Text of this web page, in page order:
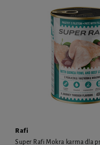
Rafi
Super Rafi Mokra karma dla